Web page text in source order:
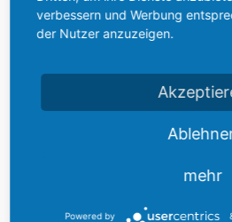
Technische Daten:
Hersteller Daimler-
Baujahr hier 1927
verbessern und Werbung
der Nutzer anzuzeigen.
mehr
Powered by